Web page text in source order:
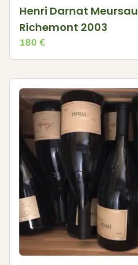
Henri Darnat
Richemont 2003
180 €